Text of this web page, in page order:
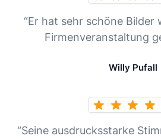
“Er hat sehr schöne Bilder
Firmenveranstaltung
Willy Pufall
“Seine ausdrucksstarke